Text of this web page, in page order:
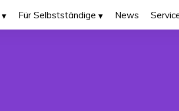
Für Selbstständige News